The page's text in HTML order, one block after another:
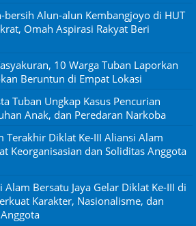
bersih Alun-alun Kembangjoyo di HUT
Omah Aspirasi Rakyat Beri
10 Warga Tuban Laporkan
Beruntun di Empat Lokasi
Tuban Ungkap Kasus Pencurian
Anak, dan Peredaran Narkoba
Terakhir Diklat Ke-III Aliansi Alam
Keorganisasian dan Soliditas Anggota
Alam Bersatu Jaya Gelar Diklat Ke-III di
Karakter, Nasionalisme, dan